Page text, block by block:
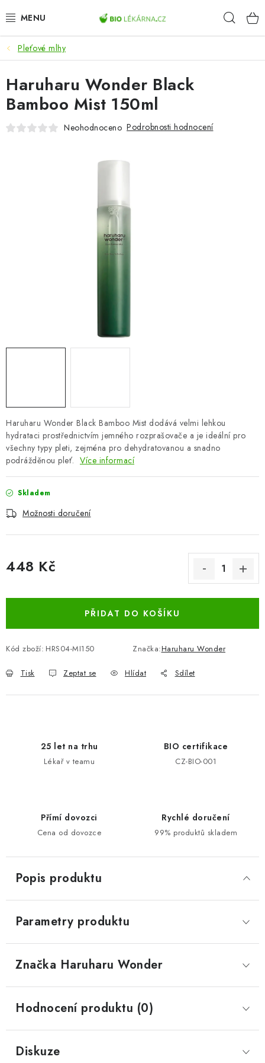
na
AKCE
DOPLŇKY STRAVY
PŘÍRODNÍ KOSMETIKA
ZDRAVOTNÍ OKRUHY
Mapa serveru
Pleťové mlhy
Haruharu Wonder Black Bamboo Mist dodává velmi lehkou
hydrataci prostřednictvím jemného rozprašovače a je ideální pro
všechny typy pleti, zejména pro dehydratovanou a snadno
podrážděnou pleť. Více informací
Skladem
Možnosti doručení
448 Kč
PŘIDAT DO KOŠÍKU
Kód zboží: HRS04-MI150 Značka:Haruharu Wonder
Tisk Zeptat se Hlídat Sdílet
Haruharu Wonder Black
Bamboo Mist 150ml
Neohodnoceno Podrobnosti hodnocení
25 let na trhu
Lékař v teamu
BIO certifikace
CZ-BIO-001
Přímí dovozci
Cena od dovozce
Rychlé doručení
99% produktů skladem
Popis produktu
Parametry produktu
Značka Haruharu Wonder
Hodnocení produktu (0)
Diskuze